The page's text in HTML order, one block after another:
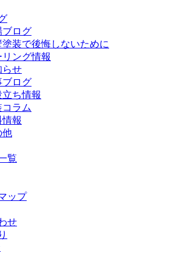
ブログ
塗装で後悔しないために
リング情報
らせ
ブログ
立ち情報
コラム
報
他
覧
ップ
せ